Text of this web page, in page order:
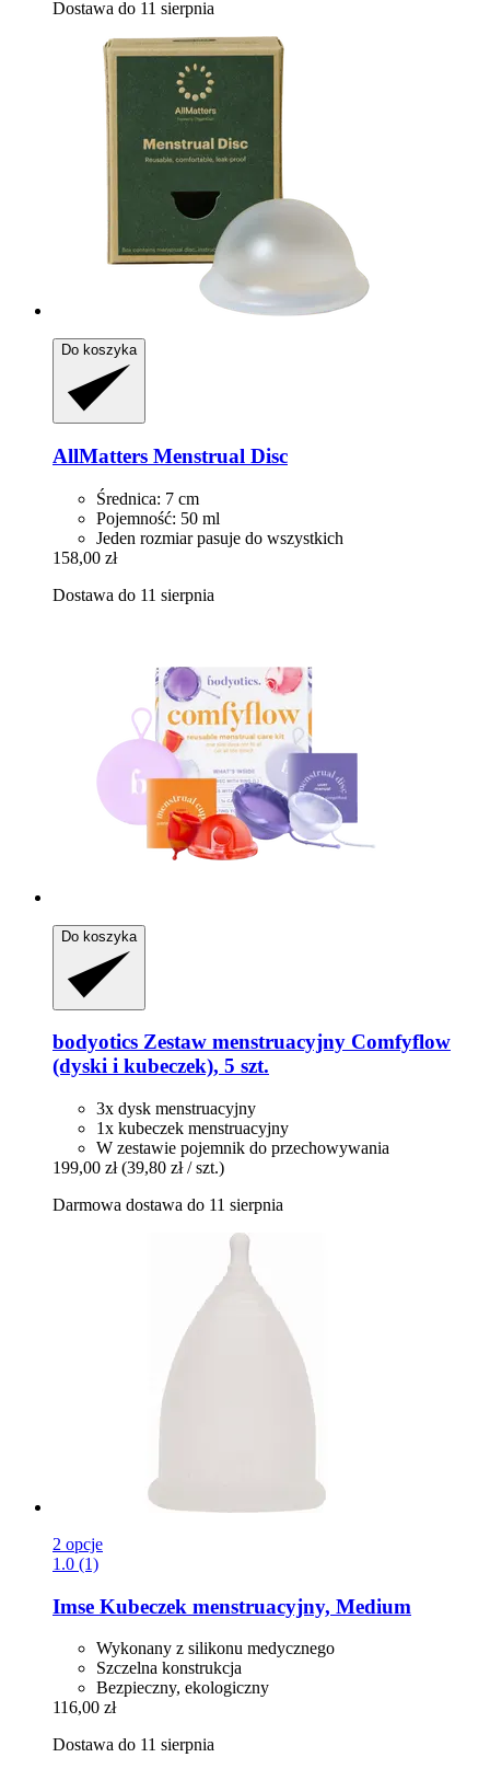
Dostawa do 11 sierpnia
Do koszyka
AllMatters Menstrual Disc
Średnica: 7 cm
Pojemność: 50 ml
Jeden rozmiar pasuje do wszystkich
158,00 zł
Dostawa do 11 sierpnia
Do koszyka
bodyotics Zestaw menstruacyjny Comfyflow
(dyski i kubeczek), 5 szt.
3x dysk menstruacyjny
1x kubeczek menstruacyjny
W zestawie pojemnik do przechowywania
199,00 zł (39,80 zł / szt.)
Darmowa dostawa do 11 sierpnia
2 opcje
1.0 (1)
Imse Kubeczek menstruacyjny, Medium
Wykonany z silikonu medycznego
Szczelna konstrukcja
Bezpieczny, ekologiczny
116,00 zł
Dostawa do 11 sierpnia